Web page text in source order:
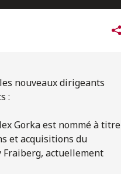
nouveaux dirigeants
:
Gorka est nommé à titre
et acquisitions du
Fraiberg, actuellement